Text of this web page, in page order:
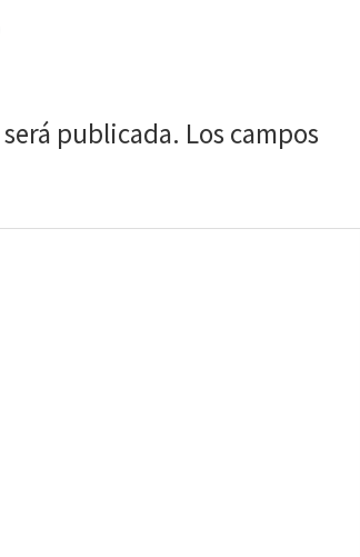
publicada. Los campos